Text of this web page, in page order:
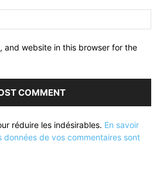
and website in this browser for the
réduire les indésirables. En savoir
données de vos commentaires sont